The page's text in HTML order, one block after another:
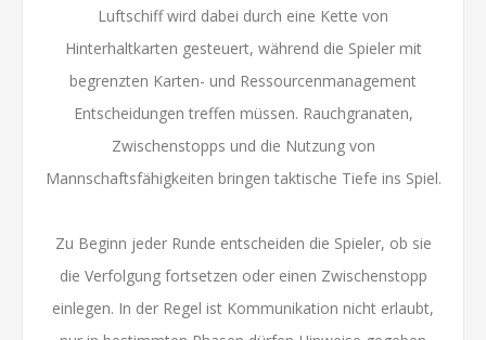
Luftschiff wird dabei durch eine Kette von
Hinterhaltkarten gesteuert, während die Spieler mit
begrenzten Karten- und Ressourcenmanagement
Entscheidungen treffen müssen. Rauchgranaten,
Zwischenstopps und die Nutzung von
Mannschaftsfähigkeiten bringen taktische Tiefe ins Spiel.
Zu Beginn jeder Runde entscheiden die Spieler, ob sie
die Verfolgung fortsetzen oder einen Zwischenstopp
einlegen. In der Regel ist Kommunikation nicht erlaubt,